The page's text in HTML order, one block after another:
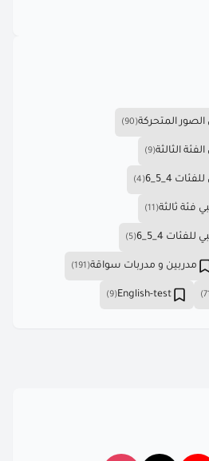
المتحركة(90)
الثالثة(9)
4_5_6
(4)
فئة ثالثة(11)
4_5_6
(5)
مدربين و مدربات سواقة(191)
English-test
(9)